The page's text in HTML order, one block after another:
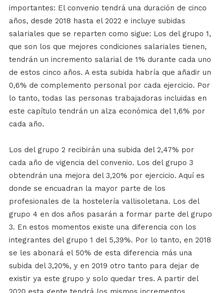
importantes: El convenio tendrá una duración de cinco
años, desde 2018 hasta el 2022 e incluye subidas
salariales que se reparten como sigue: Los del grupo 1,
que son los que mejores condiciones salariales tienen,
tendrán un incremento salarial de 1% durante cada uno
de estos cinco años. A esta subida habría que añadir un
0,6% de complemento personal por cada ejercicio. Por
lo tanto, todas las personas trabajadoras incluidas en
este capítulo tendrán un alza económica del 1,6% por
cada año.
Los del grupo 2 recibirán una subida del 2,47% por
cada año de vigencia del convenio. Los del grupo 3
obtendrán una mejora del 3,20% por ejercicio. Aquí es
donde se encuadran la mayor parte de los
profesionales de la hostelería vallisoletana. Los del
grupo 4 en dos años pasarán a formar parte del grupo
3. En estos momentos existe una diferencia con los
integrantes del grupo 1 del 5,39%. Por lo tanto, en 2018
se les abonará el 50% de esta diferencia más una
subida del 3,20%, y en 2019 otro tanto para dejar de
existir ya este grupo y solo quedar tres. A partir del